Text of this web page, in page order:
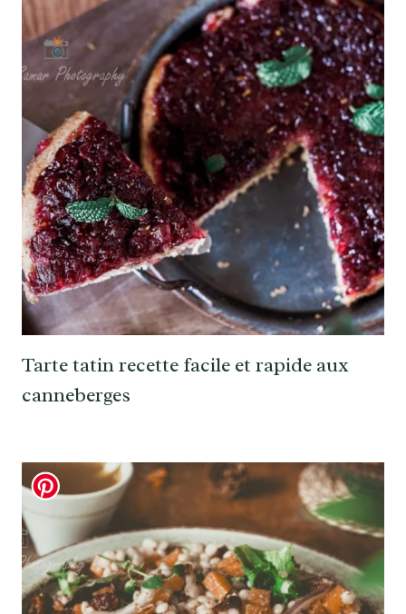
Tarte tatin recette facile et rapide aux
canneberges